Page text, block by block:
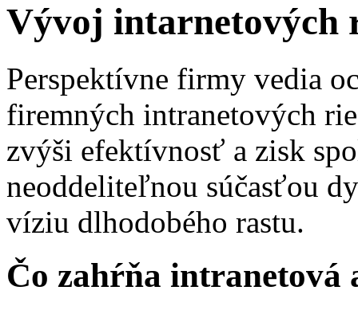
Vývoj intarnetových
Perspektívne firmy vedia
firemných intranetových
zvýši efektívnosť a zisk
neoddeliteľnou súčasťou
víziu dlhodobého rastu.
Čo zahŕňa intranetová